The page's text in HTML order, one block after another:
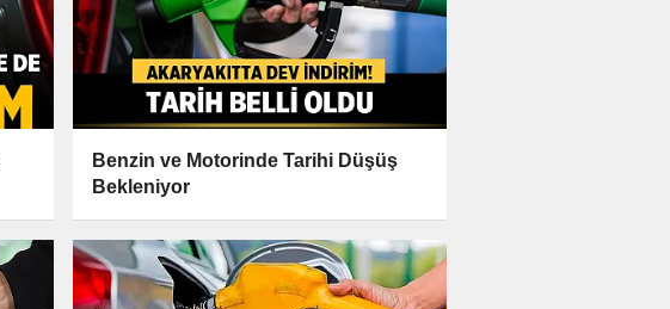
Benzin ve Motorinde Tarihi Düşüş
Bekleniyor